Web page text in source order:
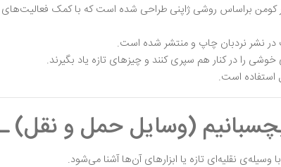
کومن براساس روشی ژاپنی طراحی شده است که با کمک فعالیت‌های
در نشر نردبان چاپ و منتشر شده است.
را در کنار هم سپری کنند و چیزهای تازه یاد بگیرند.
است.
(وسایل حمل و نقل)